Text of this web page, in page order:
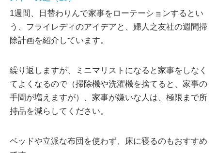
1週間、日替わりんで家事をローテーションするとい
う、フライレディのアイデアと、婦人之友社の週間掃
除計画を紹介しています。
繰り返しますが、ミニマリストになると家事をしなく
てよくなるので（掃除機や洗濯機を捨てると、家事の
手間が増えますが）、家事が嫌いな人は、極限まで所
持品を減らしてください。
ベッドや立派な布団を使わず、床に寝るのもおすすめ